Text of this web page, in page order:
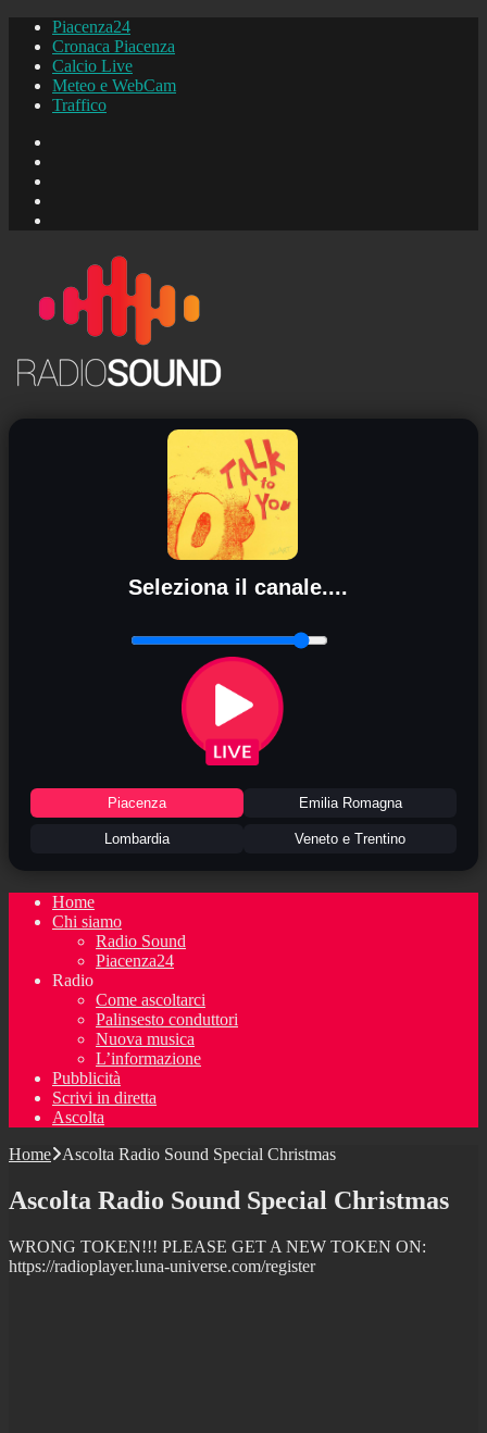
Piacenza24
Cronaca Piacenza
Calcio Live
Meteo e WebCam
Traffico
Seleziona il canale....
Piacenza Emilia Romagna
Lombardia Veneto e Trentino
Home
Chi siamo
Radio Sound
Piacenza24
Radio
Come ascoltarci
Palinsesto conduttori
Nuova musica
L’informazione
Pubblicità
Scrivi in diretta
Ascolta
Home
Ascolta Radio Sound Special Christmas
Ascolta Radio Sound Special Christmas
WRONG TOKEN!!! PLEASE GET A NEW TOKEN ON:
https://radioplayer.luna-universe.com/register